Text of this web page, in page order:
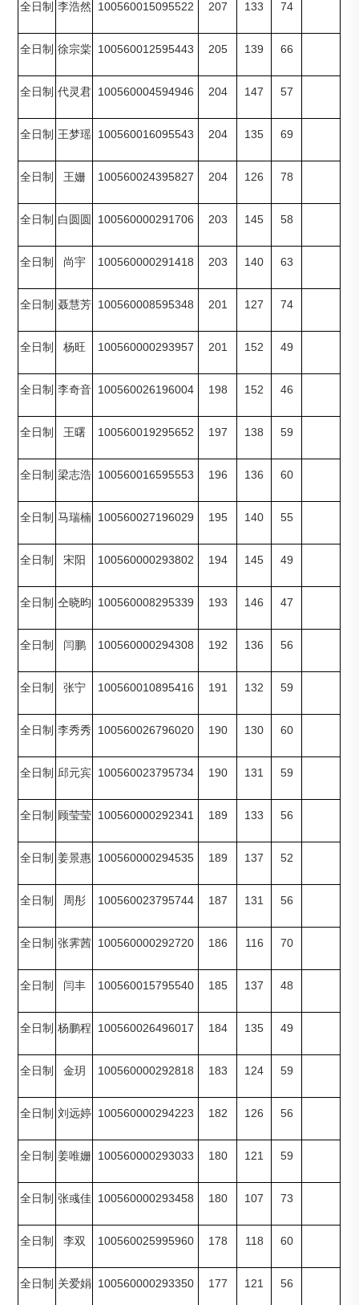
全日制 李浩然 100560015095522 207 133 74
全日制 徐宗棠 100560012595443 205 139 66
全日制 代灵君 100560004594946 204 147 57
全日制 王梦瑶 100560016095543 204 135 69
全日制 王姗 100560024395827 204 126 78
全日制 白圆圆 100560000291706 203 145 58
全日制 尚宇 100560000291418 203 140 63
全日制 聂慧芳 100560008595348 201 127 74
全日制 杨旺 100560000293957 201 152 49
全日制 李奇音 100560026196004 198 152 46
全日制 王曙 100560019295652 197 138 59
全日制 梁志浩 100560016595553 196 136 60
全日制 马瑞楠 100560027196029 195 140 55
全日制 宋阳 100560000293802 194 145 49
全日制 仝晓昀 100560008295339 193 146 47
全日制 闫鹏 100560000294308 192 136 56
全日制 张宁 100560010895416 191 132 59
全日制 李秀秀 100560026796020 190 130 60
全日制 邱元宾 100560023795734 190 131 59
全日制 顾莹莹 100560000292341 189 133 56
全日制 姜景惠 100560000294535 189 137 52
全日制 周彤 100560023795744 187 131 56
全日制 张霁茜 100560000292720 186 116 70
全日制 闫丰 100560015795540 185 137 48
全日制 杨鹏程 100560026496017 184 135 49
全日制 金玥 100560000292818 183 124 59
全日制 刘远婷 100560000294223 182 126 56
全日制 姜唯姗 100560000293033 180 121 59
全日制 张彧佳 100560000293458 180 107 73
全日制 李双 100560025995960 178 118 60
全日制 关爱娟 100560000293350 177 121 56